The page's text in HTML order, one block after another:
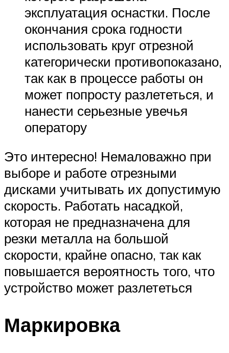
эксплуатация оснастки. После
окончания срока годности
использовать круг отрезной
категорически противопоказано,
так как в процессе работы он
может попросту разлететься, и
нанести серьезные увечья
оператору
Это интересно! Немаловажно при
выборе и работе отрезными
дисками учитывать их допустимую
скорость. Работать насадкой,
которая не предназначена для
резки металла на большой
скорости, крайне опасно, так как
повышается вероятность того, что
устройство может разлететься
Маркировка